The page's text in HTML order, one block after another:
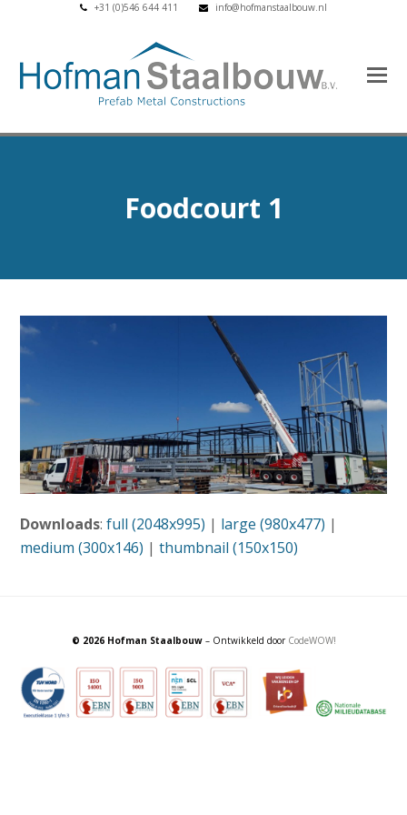
+31 (0)546 644 411 info@hofmanstaalbouw.nl
Foodcourt 1
Downloads:full (2048x995) | large (980x477) |
medium (300x146) |thumbnail (150x150)
© 2026 Hofman Staalbouw– Ontwikkeld door CodeWOW!